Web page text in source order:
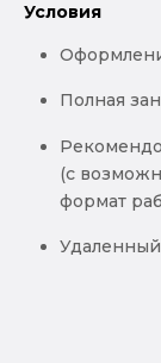
Условия
Полная
(с
формат